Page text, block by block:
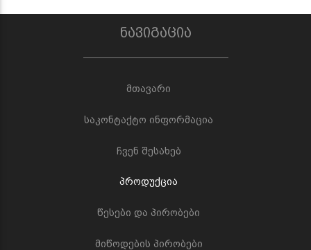
ნავიგაცია
მთავარი
საკონტაქტო ინფორმაცია
ჩვენ შესახებ
პროდუქცია
წესები და პირობები
მიწოდების პირობები